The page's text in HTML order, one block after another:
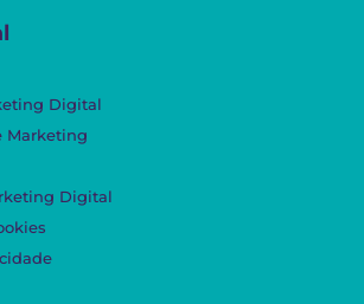
Digital
Marketing
Digital